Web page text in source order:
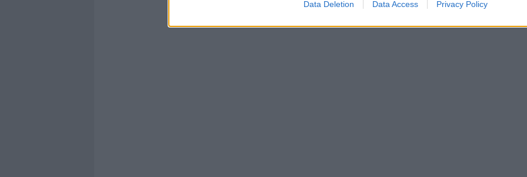
Data Deletion Data Access Privacy Policy